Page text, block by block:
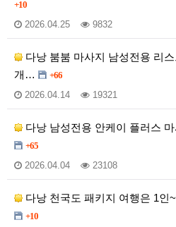
+10
2026.04.25 9832
다낭 붐붐 마사지 남성전용 리
개…
+66
2026.04.14 19321
다낭 남성전용 안케이 플러스
+65
2026.04.04 23108
다낭 천국도 패키지 여행은 1
+10